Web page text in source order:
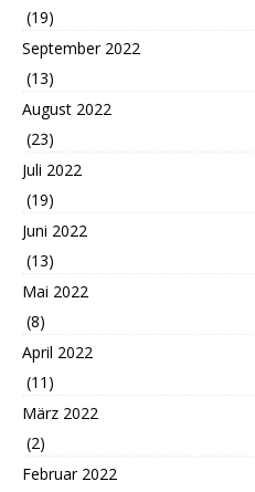
(19)
September 2022
(13)
August 2022
(23)
Juli 2022
(19)
Juni 2022
(13)
Mai 2022
(8)
April 2022
(11)
März 2022
(2)
Februar 2022